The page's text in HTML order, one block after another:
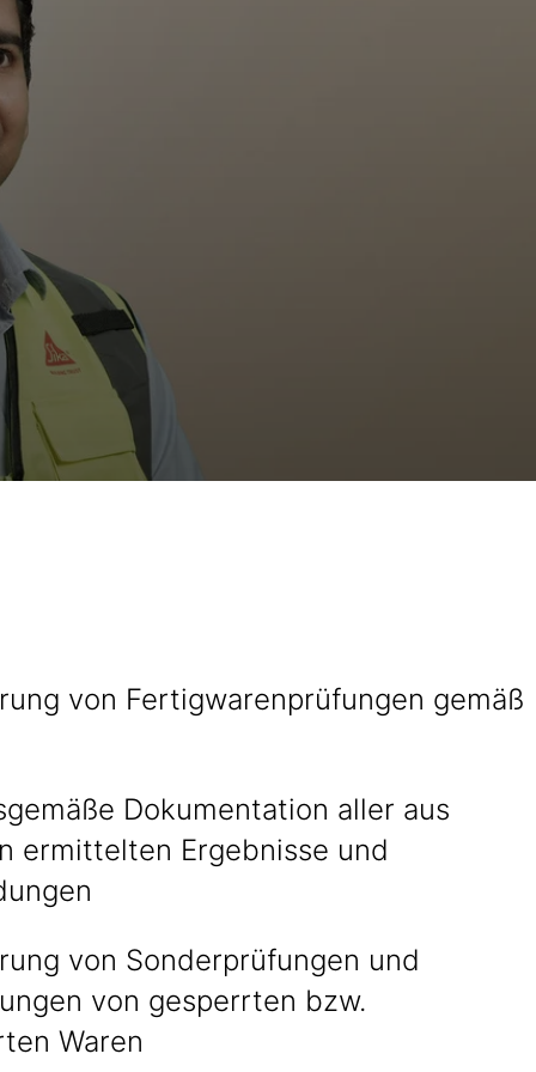
von Fertigwarenprüfungen gemäß
Dokumentation aller aus
ermittelten Ergebnisse und
von Sonderprüfungen und
von gesperrten bzw.
Waren